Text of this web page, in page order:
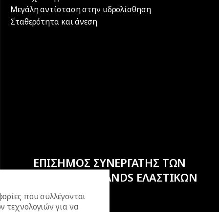
Μεγάλη αντίσταση στην υδρολίσθηση
Σταθερότητα και άνεση
ΕΠΙΣΗΜΟΣ ΣΥΝΕΡΓΑΤΗΣ ΤΩΝ
ΚΟΡΥΦΑΙΩΝ BRANDS ΕΛΑΣΤΙΚΩΝ
που συλλέγονται
τεχνολογιών για να